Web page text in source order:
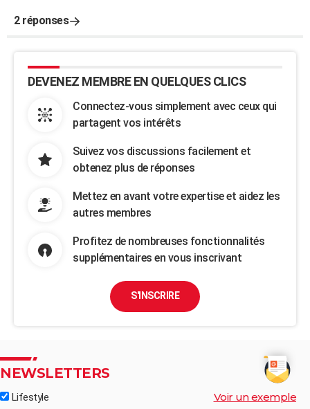
2 réponses
DEVENEZ MEMBRE EN QUELQUES CLICS
Connectez-vous simplement avec ceux qui
partagent vos intérêts
Suivez vos discussions facilement et
obtenez plus de réponses
Mettez en avant votre expertise et aidez les
autres membres
Profitez de nombreuses fonctionnalités
supplémentaires en vous inscrivant
S'INSCRIRE
NEWSLETTERS
Lifestyle Voir un exemple